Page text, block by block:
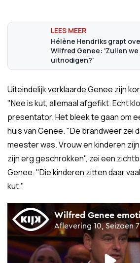
Hélène Hendriks grapt
Wilfred Genee: 'Zullen we
uitnodigen?'
Uiteindelijk verklaarde Genee zijn
"Nee is kut, allemaal afgefikt. Echt
presentator. Het bleek te gaan om
huis van Genee. "De brandweer zei
meester was. Vrouw en kinderen
zijn erg geschrokken", zei een
Genee. "Die kinderen zitten daar
kut."